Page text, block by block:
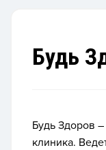
Будь
Будь Здоров
клиника.